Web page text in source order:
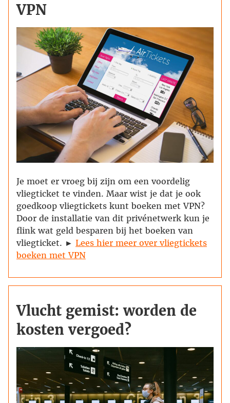
VPN
Je moet er vroeg bij zijn om een voordelig
vliegticket te vinden. Maar wist je dat je ook
goedkoop vliegtickets kunt boeken met VPN?
Door de installatie van dit privénetwerk kun je
flink wat geld besparen bij het boeken van
vliegticket. ► Lees hier meer over vliegtickets
boeken met VPN
Vlucht gemist: worden de
kosten vergoed?